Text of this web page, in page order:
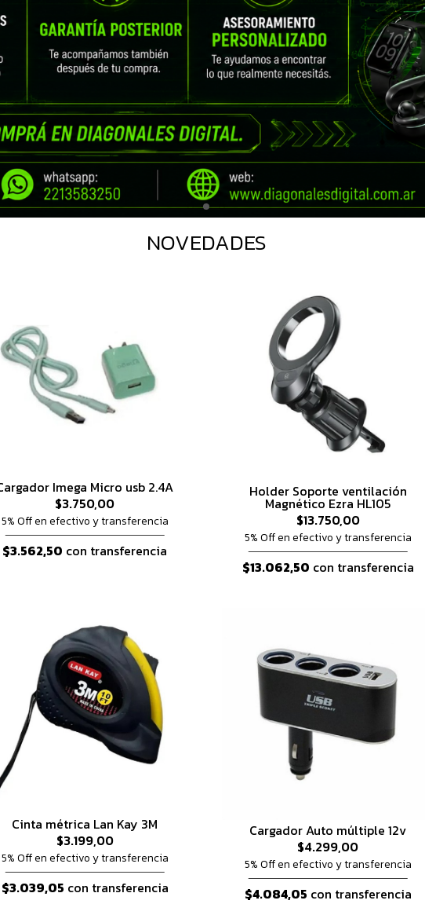
NOVEDADES
Imega Micro usb 2.4A
$3.750,00
5% Off en efectivo y transferencia
$3.562,50 con transferencia
Holder Soporte ventilación
Magnético Ezra HL105
$13.750,00
5% Off en efectivo y transferencia
$13.062,50 con transferencia
Cinta métrica Lan Kay 3M
$3.199,00
5% Off en efectivo y transferencia
$3.039,05 con transferencia
Cargador Auto múltiple 12v
$4.299,00
5% Off en efectivo y transferencia
$4.084,05 con transferencia